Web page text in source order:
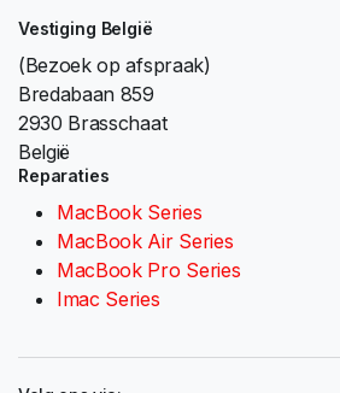
Vestiging België
(Bezoek op afspraak)
Bredabaan 859
2930 Brasschaat
België
Reparaties
MacBook Series
MacBook Air Series
MacBook Pro Series
Imac Series